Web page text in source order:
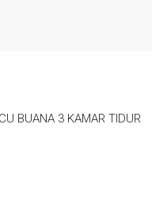
BUANA 3 KAMAR TIDUR